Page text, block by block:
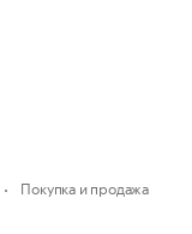
Покупка и продажа